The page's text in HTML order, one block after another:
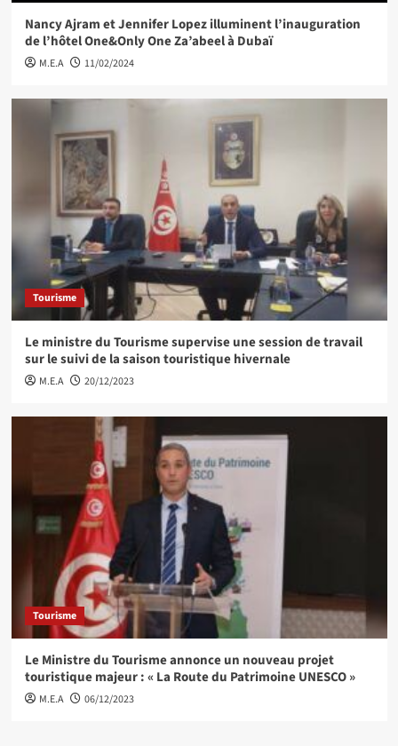
Nancy Ajram et Jennifer Lopez illuminent l’inauguration
de l’hôtel One&Only One Za’abeel à Dubaï
M.E.A 11/02/2024
Tourisme
Le ministre du Tourisme supervise une session de travail
sur le suivi de la saison touristique hivernale
M.E.A 20/12/2023
Tourisme
Le Ministre du Tourisme annonce un nouveau projet
touristique majeur : « La Route du Patrimoine UNESCO »
M.E.A 06/12/2023